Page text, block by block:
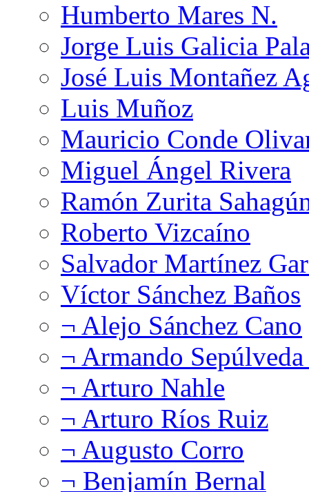
Humberto Mares N.
Jorge Luis Galicia
José Luis Montañez
Luis Muñoz
Mauricio Conde
Miguel Ángel Rivera
Ramón Zurita
Roberto Vizcaíno
Salvador Martínez
Víctor Sánchez Baños
¬ Alejo Sánchez Cano
¬ Armando
¬ Arturo Nahle
¬ Arturo Ríos Ruiz
¬ Augusto Corro
¬ Benjamín Bernal